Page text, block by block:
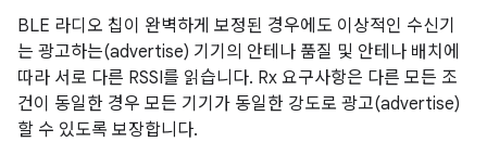
BLE 라디오 칩이 완벽하게 보정된 경우에도 이상적인 수신기
는 광고하는(advertise) 기기의 안테나 품질 및 안테나 배치에
따라 서로 다른 RSSI를 읽습니다. Rx 요구사항은 다른 모든 조
건이 동일한 경우 모든 기기가 동일한 강도로 광고(advertise)
할 수 있도록 보장합니다.